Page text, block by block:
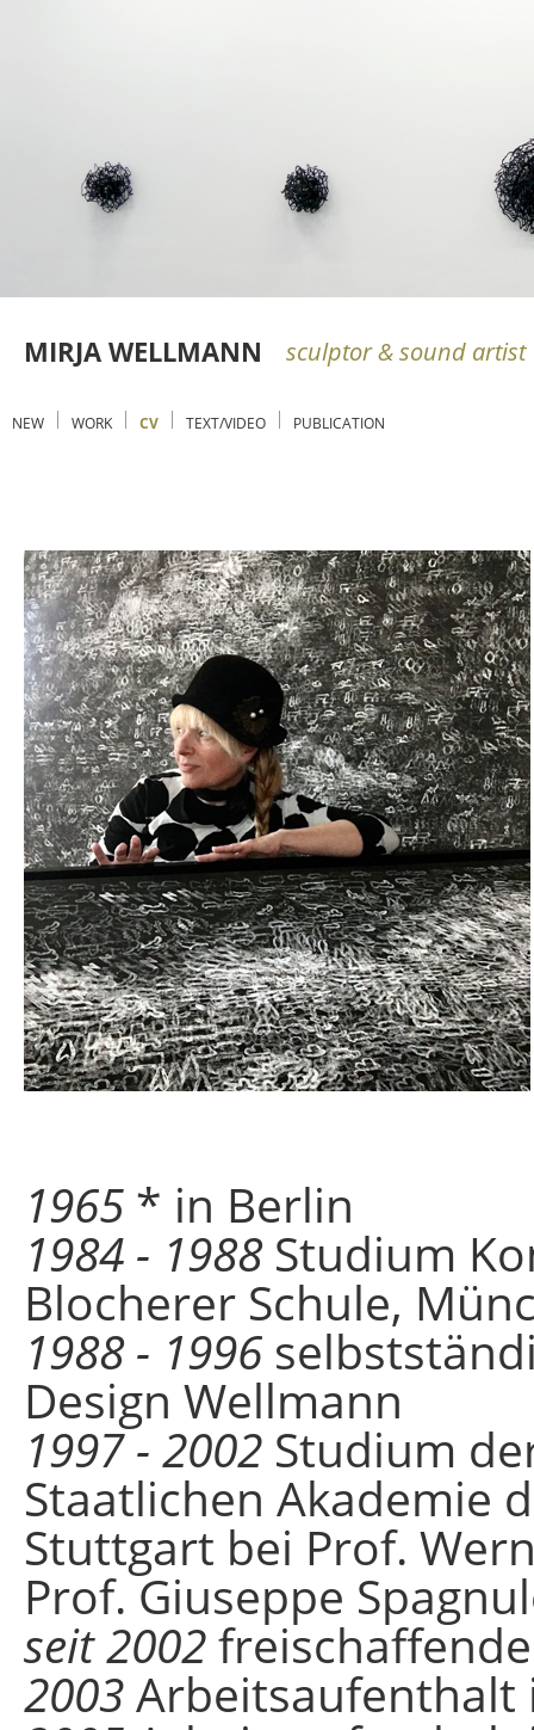
MIRJA WELLMANN sculptor & sound artist
NEW WORK CV TEXT/VIDEO PUBLICATION
1965 * in Berlin
1984 - 1988Studium
Blocherer Schule,
1988 - 1996
Design Wellmann
1997 - 2002 Studium
Staatlichen Akademie
Stuttgart bei Prof.
Prof. Giuseppe
seit 2002
2003Arbeitsaufenthalt